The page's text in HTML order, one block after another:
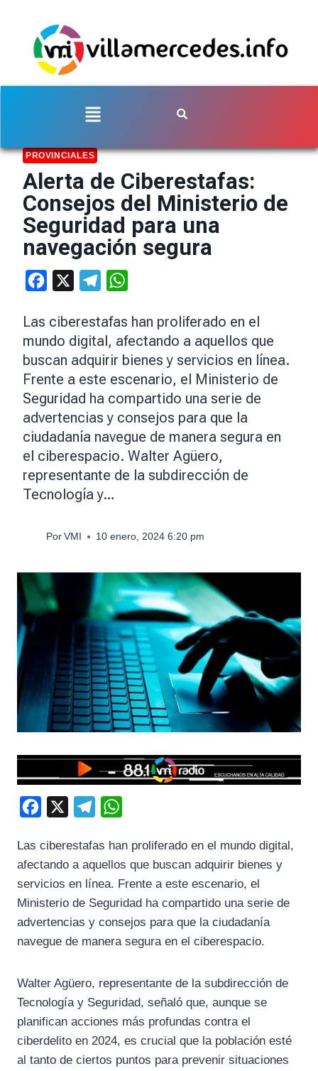
PROVINCIALES
Alerta de Ciberestafas:
Consejos del Ministerio de
Seguridad para una
navegación segura
Facebook Telegram
Las ciberestafas han proliferado en el
mundo digital, afectando a aquellos que
buscan adquirir bienes y servicios en línea.
Frente a este escenario, el Ministerio de
Seguridad ha compartido una serie de
advertencias y consejos para que la
ciudadanía navegue de manera segura en
el ciberespacio. Walter Agüero,
representante de la subdirección de
Tecnología y…
Por VMI 10 enero, 2024 6:20 pm
c
e
b
l
e
g
a
t
s
Las ciberestafas han proliferado en el mundo digital,
afectando a aquellos que buscan adquirir bienes y
servicios en línea. Frente a este escenario, el
Ministerio de Seguridad ha compartido una serie de
advertencias y consejos para que la ciudadanía
navegue de manera segura en el ciberespacio.
Walter Agüero, representante de la subdirección de
Tecnología y Seguridad, señaló que, aunque se
planifican acciones más profundas contra el
ciberdelito en 2024, es crucial que la población esté
al tanto de ciertos puntos para prevenir situaciones